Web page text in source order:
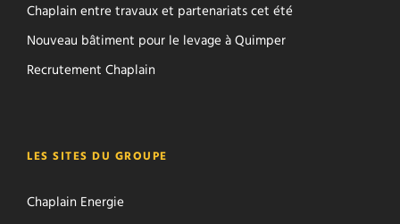
Chaplain entre travaux et partenariats cet été
Nouveau bâtiment pour le levage à Quimper
Recrutement Chaplain
LES SITES DU GROUPE
Chaplain Energie